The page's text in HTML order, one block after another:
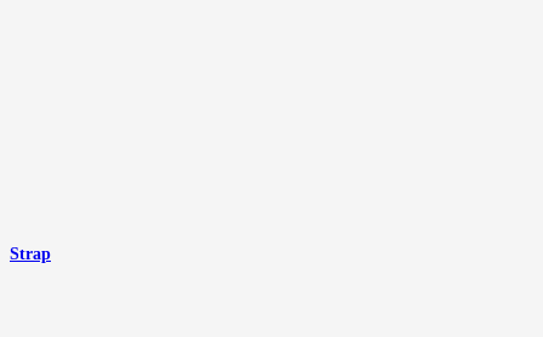
Strap